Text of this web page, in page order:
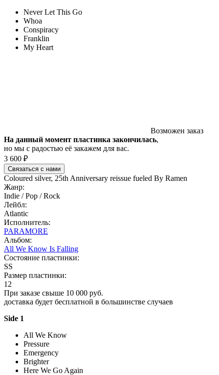
Never Let This Go
Whoa
Conspiracy
Franklin
My Heart
Возможен заказ
На данный момент пластинка закончилась,
но мы с радостью её закажем для вас.
3 600 ₽
Связаться с нами
Coloured silver, 25th Anniversary reissue fueled By Ramen
Жанр:
Indie / Pop / Rock
Лейбл:
Atlantic
Исполнитель:
PARAMORE
Альбом:
All We Know Is Falling
Состояние пластинки:
SS
Размер пластинки:
12
При заказе свыше 10 000 руб.
доставка будет бесплатной в большинстве случаев
Side 1
All We Know
Pressure
Emergency
Brighter
Here We Go Again